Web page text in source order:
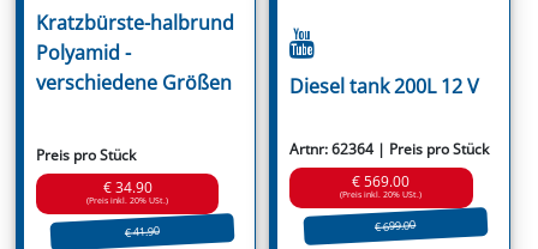
Kratzbürste-halbrund
Polyamid -
verschiedene Größen
Preis pro Stück
€ 34.90
(Preis inkl. 20% USt.)
€ 41.90
Diesel tank 200L 12 V
Artnr: 62364 | Preis pro Stück
€ 569.00
(Preis inkl. 20% USt.)
€ 699.00